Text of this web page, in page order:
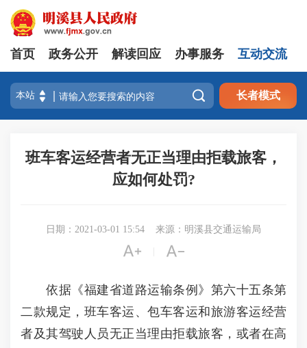
首页 政务公开 解读回应 办事服务 互动交流
 长者模式
班车客运经营者无正当理由拒载旅客，
应如何处罚?
日期：2021-03-01 15:54 来源：明溪县交通运输局
 
依据《福建省道路运输条例》第六十五条第
二款规定，班车客运、包车客运和旅游客运经营
者及其驾驶人员无正当理由拒载旅客，或者在高